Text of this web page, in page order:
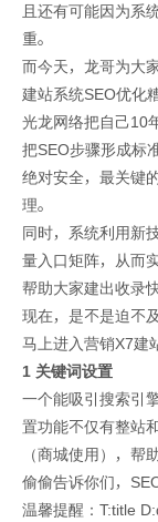
且还有可能因为系
重。
而今天，龙哥为大
建站系统SEO优化
光龙网络把自己10
把SEO步骤形成标
绝对安全，最关键
理。
同时，系统利用新
量入口矩阵，从而
帮助大家建出收录
现在，是不是迫不
马上进入营销X7建
1 关键词设置
一个能吸引搜索引
置功能不仅有整站
（商城使用），帮
偷偷告诉你们，
温馨提醒：T:title